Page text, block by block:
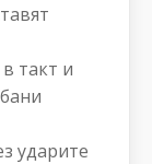
такт и
ударите